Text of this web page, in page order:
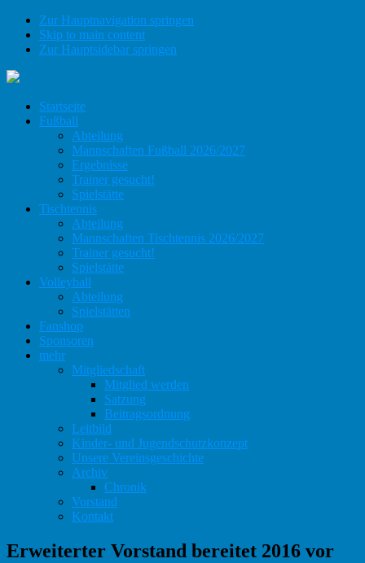
Zur Hauptnavigation springen
Skip to main content
Zur Hauptsidebar springen
Startseite
Fußball
Abteilung
Mannschaften Fußball 2026/2027
Ergebnisse
Trainer gesucht!
Spielstätte
Tischtennis
Abteilung
Mannschaften Tischtennis 2026/2027
Trainer gesucht!
Spielstätte
Volleyball
Abteilung
Spielstätten
Fanshop
Sponsoren
mehr
Mitgliedschaft
Mitglied werden
Satzung
Beitragsordnung
Leitbild
Kinder- und Jugendschutzkonzept
Unsere Vereinsgeschichte
Archiv
Chronik
Vorstand
Kontakt
Erweiterter Vorstand bereitet 2016 vor